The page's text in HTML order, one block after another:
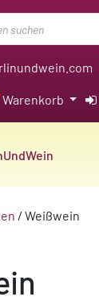
Warenkorb
/ Weißwein